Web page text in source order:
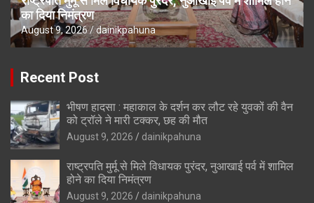
का दिया निमंत्रण
August 9, 2026 dainikpahuna
Recent Post
भीषण हादसा : महाकाल के दर्शन कर लौट रहे युवकों की वैन
को ट्रॉले ने मारी टक्कर, छह की मौत
August 9, 2026 dainikpahuna
राष्ट्रपति मुर्मू से मिले विधायक पुरंदर, नुआखाई पर्व में शामिल
होने का दिया निमंत्रण
August 9, 2026 dainikpahuna